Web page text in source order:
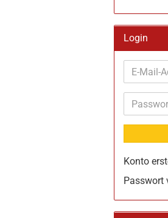
Login
E-
Mail-
Adresse
Konto
Passwort